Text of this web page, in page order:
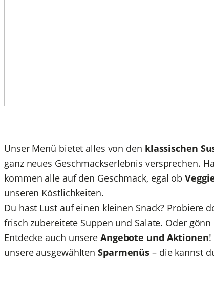
Unser Menü bietet alles von den klassischen
ganz neues Geschmackserlebnis versprechen.
kommen alle auf den Geschmack, egal ob
unseren Köstlichkeiten.
Du hast Lust auf einen kleinen Snack? Probiere
frisch zubereitete Suppen und Salate. Oder
Entdecke auch unsere Angebote und Aktionen
unsere ausgewählten Sparmenüs – die kannst